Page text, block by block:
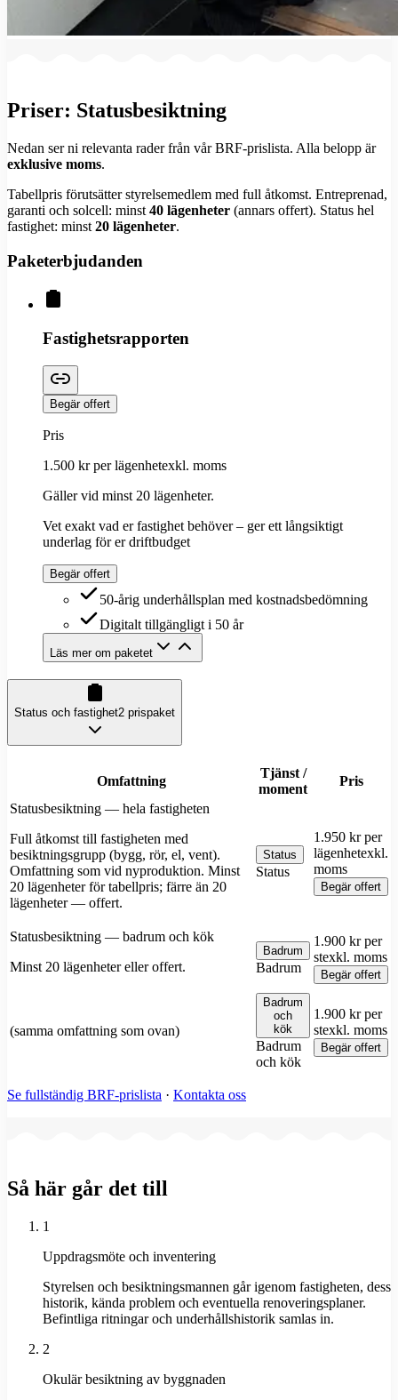
Priser: Statusbesiktning
Nedan ser ni relevanta rader från vår BRF-prislista. Alla belopp är
exklusive moms.
Tabellpris förutsätter styrelsemedlem med full åtkomst. Entreprenad,
garanti och solcell: minst 40 lägenheter (annars offert). Status hel
fastighet: minst 20 lägenheter.
Paketerbjudanden
Fastighetsrapporten
Begär offert
Pris
1.500 kr per lägenhetexkl. moms
Gäller vid minst 20 lägenheter.
Vet exakt vad er fastighet behöver – ger ett långsiktigt
underlag för er driftbudget
Begär offert
50-årig underhållsplan med kostnadsbedömning
Digitalt tillgängligt i 50 år
Läs mer om paketet
Status och fastighet2 prispaket
Omfattning
Tjänst /
moment
Pris
Statusbesiktning — hela fastigheten
Full åtkomst till fastigheten med
besiktningsgrupp (bygg, rör, el, vent).
Omfattning som vid nyproduktion. Minst
20 lägenheter för tabellpris; färre än 20
lägenheter — offert.
Status
Status
1.950 kr per
lägenhetexkl.
moms
Begär offert
Statusbesiktning — badrum och kök
Minst 20 lägenheter eller offert.
Badrum
Badrum
1.900 kr per
stexkl. moms
Begär offert
(samma omfattning som ovan)
Badrum
och
kök
Badrum
och kök
1.900 kr per
stexkl. moms
Begär offert
Se fullständig BRF-prislista · Kontakta oss
Så här går det till
1
Uppdragsmöte och inventering
Styrelsen och besiktningsmannen går igenom fastigheten, dess
historik, kända problem och eventuella renoveringsplaner.
Befintliga ritningar och underhållshistorik samlas in.
2
Okulär besiktning av byggnaden